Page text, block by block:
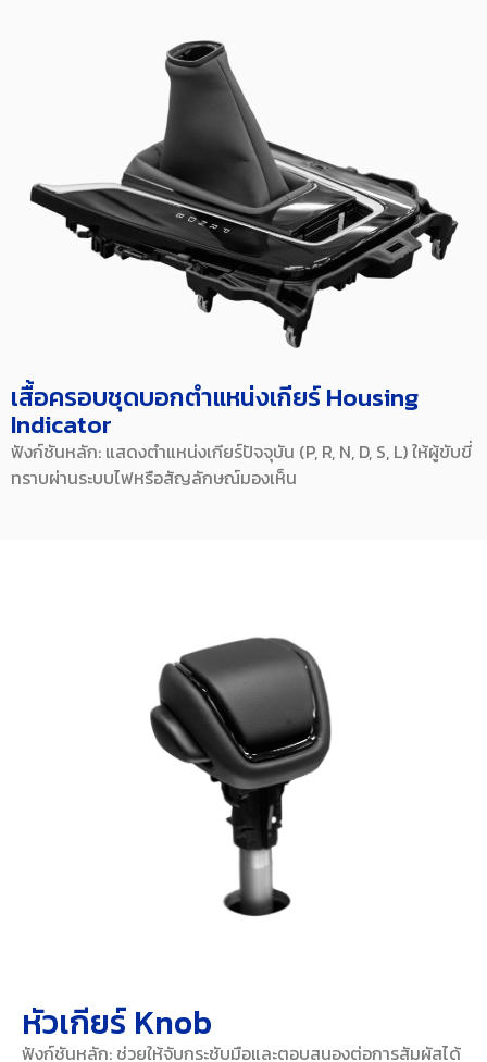
เสื้อครอบชุดบอกตำแหน่งเกียร์ Housing
Indicator
ฟังก์ชันหลัก: แสดงตำแหน่งเกียร์ปัจจุบัน (P, R, N, D, S, L) ให้ผู้ขับขี่
ทราบผ่านระบบไฟหรือสัญลักษณ์มองเห็น
หัวเกียร์ Knob
ฟังก์ชันหลัก: ช่วยให้จับกระชับมือและตอบสนองต่อการสัมผัสได้